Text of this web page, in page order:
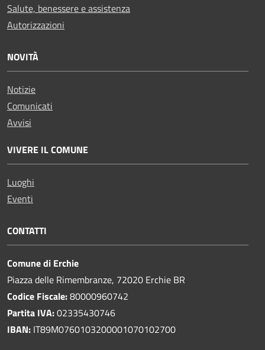
Salute, benessere e assistenza
Autorizzazioni
NOVITÀ
Notizie
Comunicati
Avvisi
VIVERE IL COMUNE
Luoghi
Eventi
CONTATTI
Comune di Erchie
Piazza delle Rimembranze, 72020 Erchie BR
Codice Fiscale:80000960742
Partita IVA:02335430746
IBAN: IT89M0760103200001070102700